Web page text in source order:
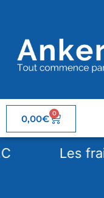
0,00€ 0
Les